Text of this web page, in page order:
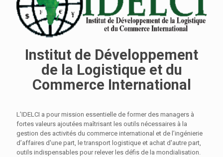
Institut de Développement
de la Logistique et du
Commerce International
L’IDELCI a pour mission essentielle de former des managers à
fortes valeurs ajoutées maîtrisant les outils nécessaires à la
gestion des activités du commerce international et de l’ingénierie
d’affaires d'une part, le transport logistique et achat d'autre part,
outils indispensables pour relever les défis de la mondialisation.